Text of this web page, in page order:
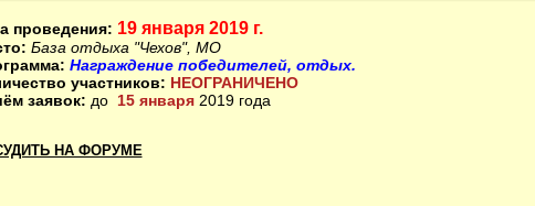
проведения: 19 января 2019 г.
База отдыха "Чехов", МО
Награждение победителей, отдых.
участников: НЕОГРАНИЧЕНО
заявок: до 15 января2019 года
НА ФОРУМЕ